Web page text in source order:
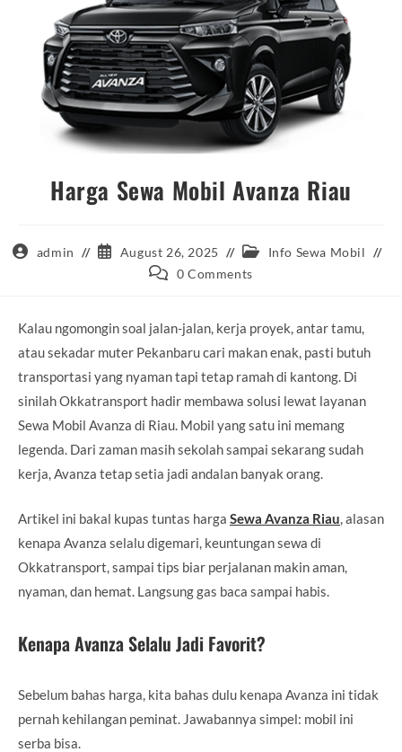
Harga Sewa Mobil Avanza Riau
Postadmin
Post
published:
August 26, 2025
Post
category:
Info Sewa Mobil
Post 0 Comments
Kalau ngomongin soal jalan-jalan, kerja proyek, antar tamu,
atau sekadar muter Pekanbaru cari makan enak, pasti butuh
transportasi yang nyaman tapi tetap ramah di kantong. Di
sinilah Okkatransport hadir membawa solusi lewat layanan
Sewa Mobil Avanza di Riau. Mobil yang satu ini memang
legenda. Dari zaman masih sekolah sampai sekarang sudah
kerja, Avanza tetap setia jadi andalan banyak orang.
Artikel ini bakal kupas tuntas harga Sewa Avanza Riau, alasan
kenapa Avanza selalu digemari, keuntungan sewa di
Okkatransport, sampai tips biar perjalanan makin aman,
nyaman, dan hemat. Langsung gas baca sampai habis.
Kenapa Avanza Selalu Jadi Favorit?
Sebelum bahas harga, kita bahas dulu kenapa Avanza ini tidak
pernah kehilangan peminat. Jawabannya simpel: mobil ini
serba bisa.